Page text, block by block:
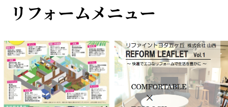
リフォームメニュー